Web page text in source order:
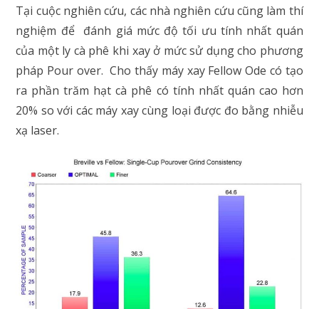
Tại cuộc nghiên cứu, các nhà nghiên cứu cũng làm thí
nghiệm để đánh giá mức độ tối ưu tính nhất quán
của một ly cà phê khi xay ở mức sử dụng cho phương
pháp Pour over. Cho thấy máy xay Fellow Ode có tạo
ra phần trăm hạt cà phê có tính nhất quán cao hơn
20% so với các máy xay cùng loại được đo bằng nhiễu
xạ laser.